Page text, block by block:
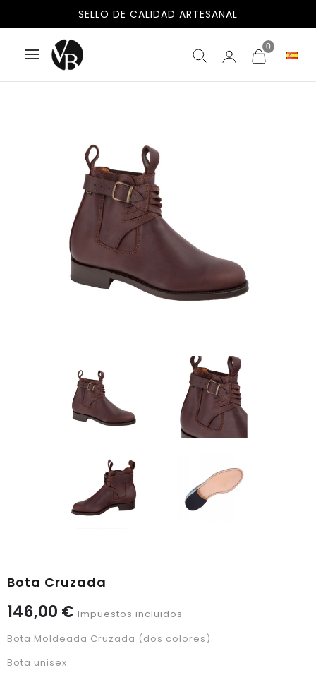
SELLO DE CALIDAD ARTESANAL
0
Bota Cruzada
146,00 € Impuestos incluidos
Bota Moldeada Cruzada (dos colores).
Bota unisex.